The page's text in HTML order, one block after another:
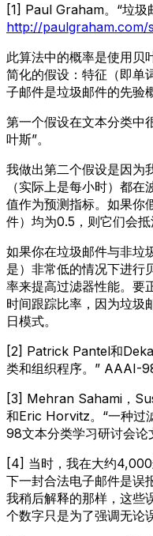
[1] Paul Graham。“垃圾
http://paulgraham.com/
此算法中的概率是使用贝
简化的假设：特征（即单
子邮件是垃圾邮件的先验
第一个假设在文本分类中
叶斯”。
我做出第二个假设是因为
（实际上是每小时）都
值作为预测指标。如果你
件）均为0.5，则它们会抵
如果你在垃圾邮件与非垃
是）非常低的情况下进行
率来提高过滤器性能。要
时间跟踪比率，因为垃圾
日模式。
[2] Patrick Pantel和
类和组织程序。” AAAI-
[3] Mehran Sahami，
和Eric Horvitz。“一种过
98文本分类学习研讨会论
[4] 当时，我在大约
下一封合法电子邮件是误
我稍后解释的那样，这些
个数字只是为了强调无论